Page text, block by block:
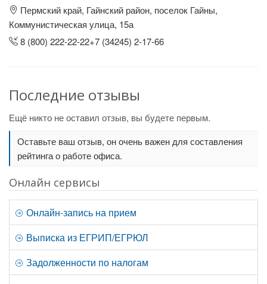
Пермский край, Гайнский район, поселок Гайны,
Коммунистическая улица, 15а
8 (800) 222-22-22+7 (34245) 2-17-66
Последние отзывы
Ещё никто не оставил отзыв, вы будете первым.
Оставьте ваш отзыв, он очень важен для составления
рейтинга о работе офиса.
Онлайн сервисы
Онлайн-запись на прием
Выписка из ЕГРИП/ЕГРЮЛ
Задолженности по налогам